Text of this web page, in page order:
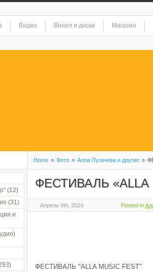
Видео Винил и диски Магазин
Home » Фото » Алла Пугачева и другие »
ФЕСТИВАЛЬ «ALLA
Апрель 9th, 2024 Posted in
ФЕСТИВАЛЬ "ALLA MUSIC FEST"
(12)
(31)
и